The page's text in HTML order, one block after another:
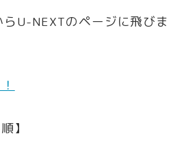
U-NEXTのページに飛びま
】